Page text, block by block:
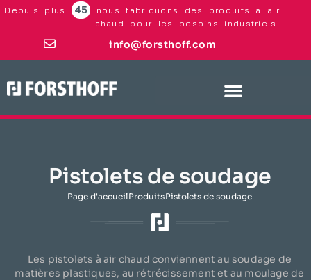
Depuis plus 45
nous fabriquons des produits à air
chaud pour les besoins industriels.
info@forsthoff.com
Pistolets de soudage
Page d'accueilProduitsPistolets de soudage
Les pistolets à air chaud conviennent au soudage de
matières plastiques, au rétrécissement et au moulage de